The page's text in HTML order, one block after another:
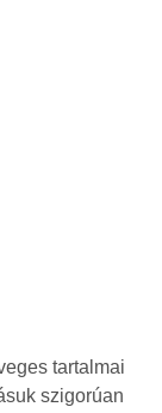
tartalmai
szigorúan